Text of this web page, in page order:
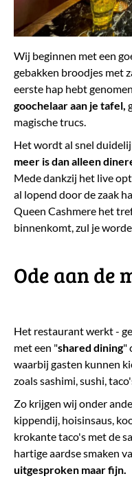
Wij beginnen met een
gebakken broodjes met
eerste hap hebt
goochelaar aan je tafel,
magische trucs.
Het wordt al snel
meer is dan alleen
Mede dankzij het live
al lopend door de zaak
Queen Cashmere het
binnenkomt, zul je
​Ode aan de
Het restaurant werkt -
met een "shared dining"
waarbij gasten kunnen
zoals sashimi, sushi,
Zo krijgen wij onder
kippendij, hoisinsaus,
krokante taco's met de
hartige aardse smaken
uitgesproken maar fijn.